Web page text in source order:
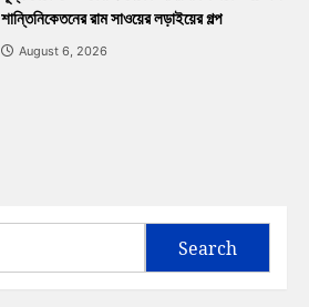
শান্তিনিকেতনের রাম সাওয়ের লড়াইয়ের গল্প
August 6, 2026
Search